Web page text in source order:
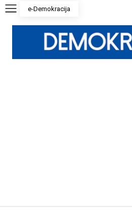
e-Demokracija